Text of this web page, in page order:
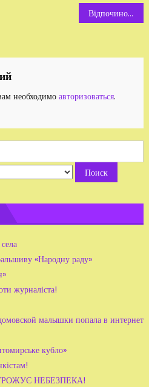
Відпочинок у Криму. Відео
необходимо авторизоваться.
«Народну раду»
журналіста!
малышки попала в интернет
кубло»
НЕБЕЗПЕКА!